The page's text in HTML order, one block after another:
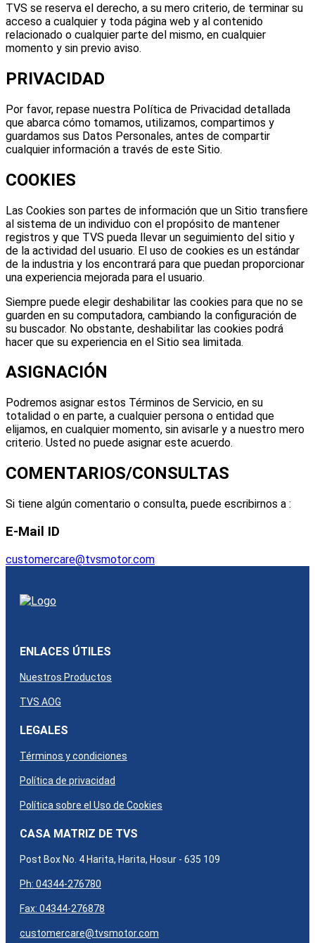
TVS se reserva el derecho, a su mero criterio, de terminar su
acceso a cualquier y toda página web y al contenido
relacionado o cualquier parte del mismo, en cualquier
momento y sin previo aviso.
PRIVACIDAD
Por favor, repase nuestra Política de Privacidad detallada
que abarca cómo tomamos, utilizamos, compartimos y
guardamos sus Datos Personales, antes de compartir
cualquier información a través de este Sitio.
COOKIES
Las Cookies son partes de información que un Sitio transfiere
al sistema de un individuo con el propósito de mantener
registros y que TVS pueda llevar un seguimiento del sitio y
de la actividad del usuario. El uso de cookies es un estándar
de la industria y los encontrará para que puedan proporcionar
una experiencia mejorada para el usuario.
Siempre puede elegir deshabilitar las cookies para que no se
guarden en su computadora, cambiando la configuración de
su buscador. No obstante, deshabilitar las cookies podrá
hacer que su experiencia en el Sitio sea limitada.
ASIGNACIÓN
Podremos asignar estos Términos de Servicio, en su
totalidad o en parte, a cualquier persona o entidad que
elijamos, en cualquier momento, sin avisarle y a nuestro mero
criterio. Usted no puede asignar este acuerdo.
COMENTARIOS/CONSULTAS
Si tiene algún comentario o consulta, puede escribirnos a :
E‐Mail ID
customercare@tvsmotor.com
ENLACES ÚTILES
Nuestros Productos
TVS AOG
LEGALES
Términos y condiciones
Política de privacidad
Política sobre el Uso de Cookies
CASA MATRIZ DE TVS
Post Box No. 4 Harita, Harita, Hosur - 635 109
Ph: 04344-276780
Fax: 04344-276878
customercare@tvsmotor.com